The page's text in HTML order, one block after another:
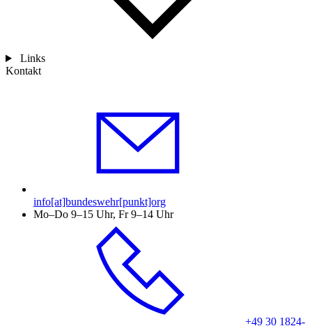
Links
Kontakt
info[at]bundeswehr[punkt]org
Mo–Do 9–15 Uhr, Fr 9–14 Uhr
+49 30 1824-